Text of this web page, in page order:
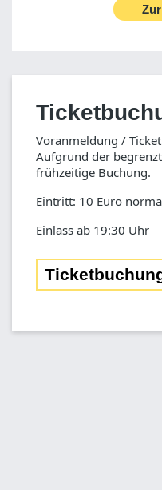
Voranmeldung /
Aufgrund der
frühzeitige Buchung.
Eintritt: 10 Euro
Einlass ab 19:30 Uhr